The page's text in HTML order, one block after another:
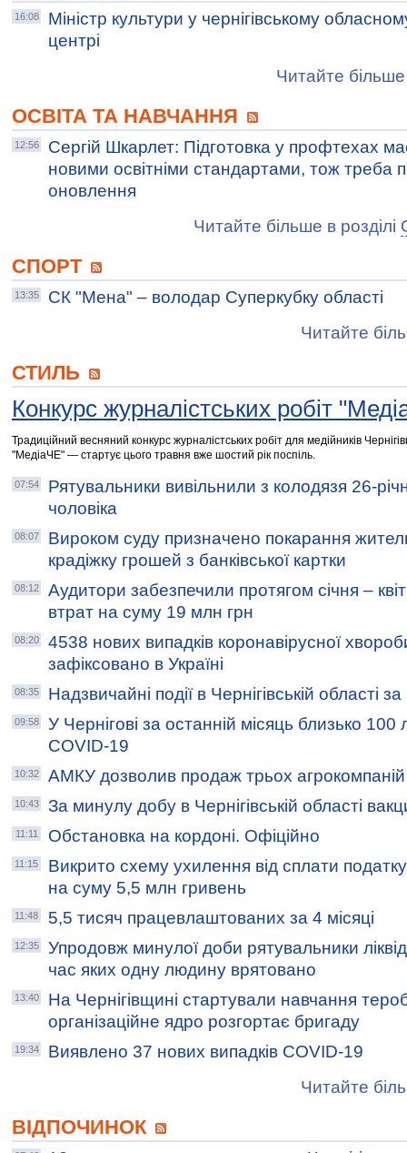
16:08
Міністр культури у чернігівському
центрі
Читайте більше
ОСВІТА ТА НАВЧАННЯ
12:56
Сергій Шкарлет: Підготовка у профтехах
новими освітніми стандартами, тож треба
оновлення
Читайте більше в розділі
СПОРТ
13:35
СК "Мена" – володар Суперкубку області
Читайте
СТИЛЬ
Конкурс журналістських робіт
Традиційний весняний конкурс журналістських робіт для медійників
"МедіаЧЕ" — стартує цього травня вже шостий рік поспіль.
07:54
Рятувальники вивільнили з колодязя 26-
чоловіка
08:07
Вироком суду призначено покарання
крадіжку грошей з банківської картки
08:12
Аудитори забезпечили протягом січня –
втрат на суму 19 млн грн
08:20
4538 нових випадків коронавірусної
зафіксовано в Україні
08:35 Надзвичайні події в Чернігівській області
09:58
У Чернігові за останній місяць близько
COVID-19
10:32 АМКУ дозволив продаж трьох агрокомпаній
10:43 За минулу добу в Чернігівській області
11:11 Обстановка на кордоні. Офіційно
11:15
Викрито схему ухилення від сплати
на суму 5,5 млн гривень
11:48 5,5 тисяч працевлаштованих за 4 місяці
12:35
Упродовж минулої доби рятувальники
час яких одну людину врятовано
13:40
На Чернігівщині стартували навчання
організаційне ядро розгортає бригаду
19:34
Виявлено 37 нових випадків COVID-19
Читайте
ВІДПОЧИНОК